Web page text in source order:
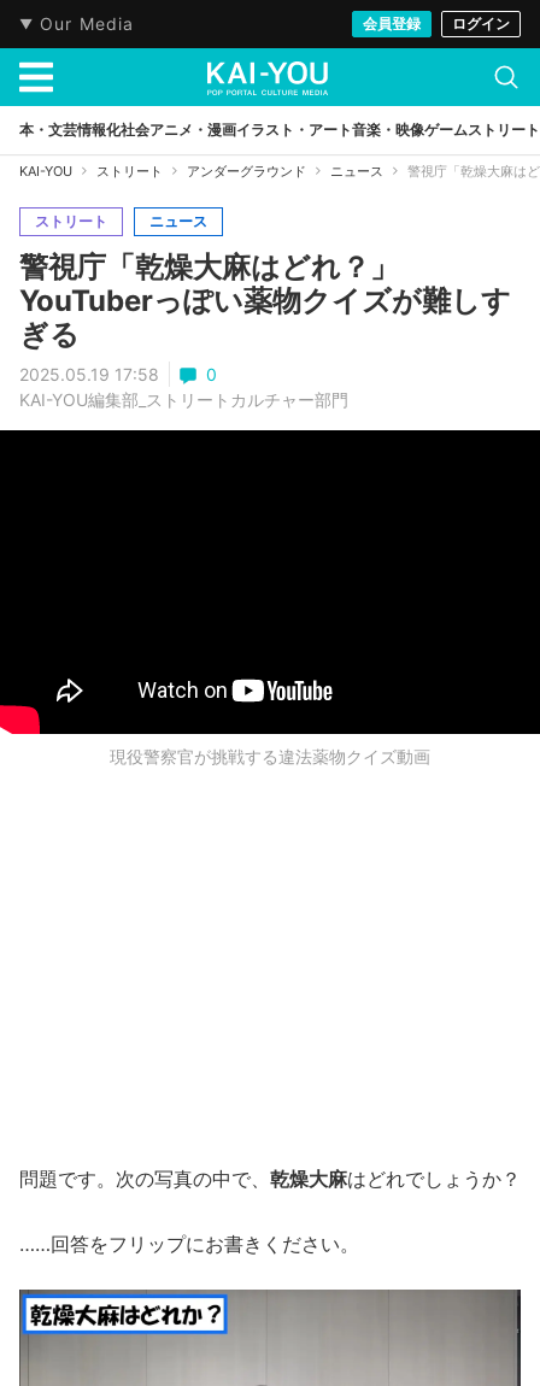
Our Media 会員登録 ログイン
本・文芸情報化社会アニメ・漫画イラスト・アート音楽・映像ゲームストリート
KAI-YOU ストリート アンダーグラウンド ニュース 警視庁「乾燥大麻は
ストリート ニュース
警視庁「乾燥大麻はどれ？」
YouTuberっぽい薬物クイズが難しす
ぎる
2025.05.19 17:58
0
KAI-YOU編集部_ストリートカルチャー部門
現役警察官が挑戦する違法薬物クイズ動画
問題です。次の写真の中で、 乾燥大麻はどれでしょうか？
……回答をフリップにお書きください。